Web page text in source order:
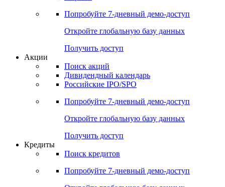
Cbonds Pages
Опросы
Попробуйте7-дневный
Откройте глобальную базу данных
Получить доступ
Поиск акций
Российские IPO/SPO
Попробуйте7-дневный
Откройте глобальную базу данных
Получить доступ